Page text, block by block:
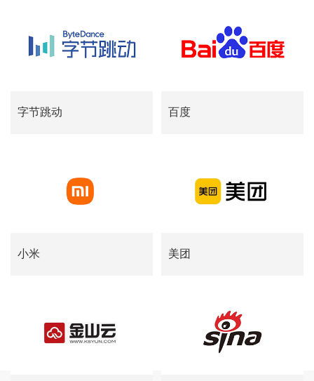
字节跳动 百度
小米 美团